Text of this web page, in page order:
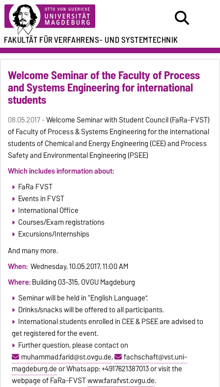
FAKULTÄT FÜRVERFAHRENS- UND SYSTEMTECHNIK
Welcome Seminar of the Faculty of Process
and Systems Engineering for international
students
08.05.2017 -Welcome Seminar with Student Council (FaRa-FVST)
of Faculty of Process & Systems Engineering for the international
students of Chemical and Energy Engineering (CEE) and Process
Safety and Environmental Engineering (PSEE)
Which includes information about:
FaRa FVST
Events in FVST
International Office
Courses/Exam registrations
Excursions/Internships
And many more.
When: Wednesday, 10.05.2017, 11:00 AM
Where:Building 03-315, OVGU Magdeburg
Seminar will be held in “English Language”.
Drinks/snacks will be offered to all participants.
International students enrolled in CEE & PSEE are advised to
get registered for the event.
Further question, please contact on
muhammad.farid@st.ovgu.de,
fachschaft@vst.uni-
magdeburg.deor Whatsapp: +4917621387013 or visit the
webpage of FaRa-FVSTwww.farafvst.ovgu.de.